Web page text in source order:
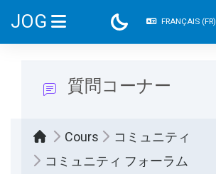
JOG
PANNEAU LATÉRAL
FRANÇAIS ‎(FR)‎
質問コーナー
Cours
コミュニティ
コミュニティ フォーラム